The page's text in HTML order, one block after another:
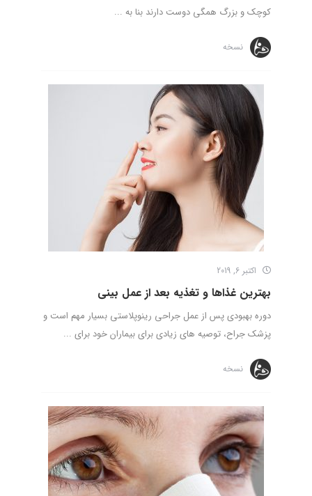
کوچک و بزرگ همگی دوست دارند بنا به ...
نسخه
اکتبر 6, 2019
بهترین غذاها و تغذیه بعد از عمل بینی
دوره بهبودی پس از عمل جراحی رینوپلاستی بسیار مهم است و
پزشک جراح، توصیه های زیادی برای بیماران خود برای ...
نسخه